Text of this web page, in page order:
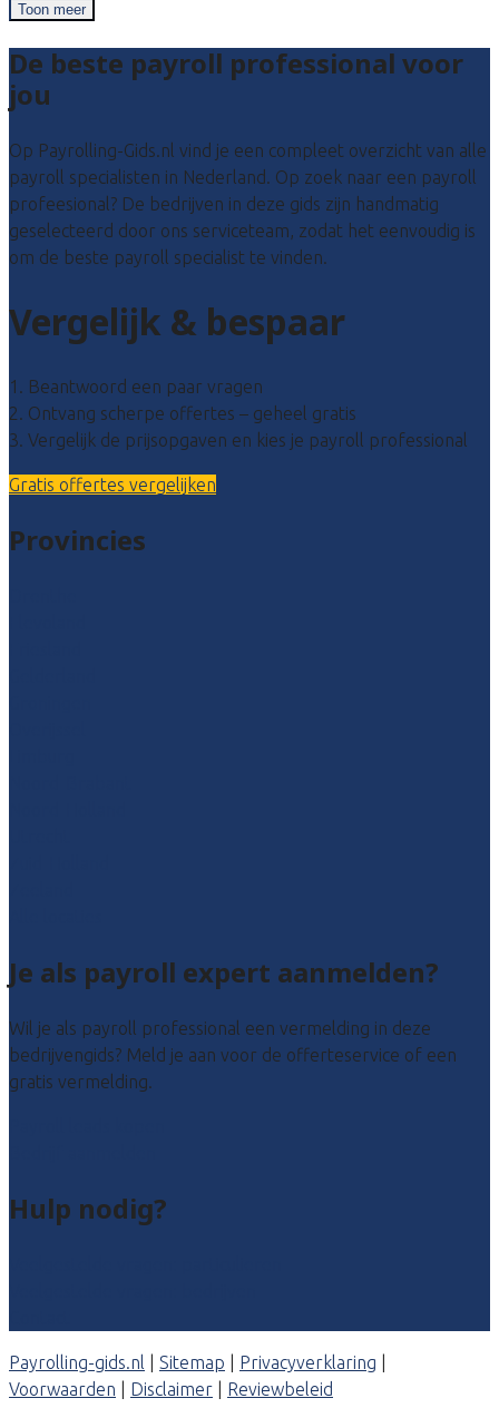
Toon meer
De beste payroll professional voor
jou
Op Payrolling-Gids.nl vind je een compleet overzicht van alle
payroll specialisten in Nederland. Op zoek naar een payroll
profeesional? De bedrijven in deze gids zijn handmatig
geselecteerd door ons serviceteam, zodat het eenvoudig is
om de beste payroll specialist te vinden.
Vergelijk & bespaar
1. Beantwoord een paar vragen
2. Ontvang scherpe offertes – geheel gratis
3. Vergelijk de prijsopgaven en kies je payroll professional
Gratis offertes vergelijken
Provincies
Je als payroll expert aanmelden?
Wil je als payroll professional een vermelding in deze
bedrijvengids? Meld je aan voor de offerteservice of een
gratis vermelding.
Hulp nodig?
Payrolling-gids.nl Sitemap Privacyverklaring
Voorwaarden
Disclaimer Reviewbeleid